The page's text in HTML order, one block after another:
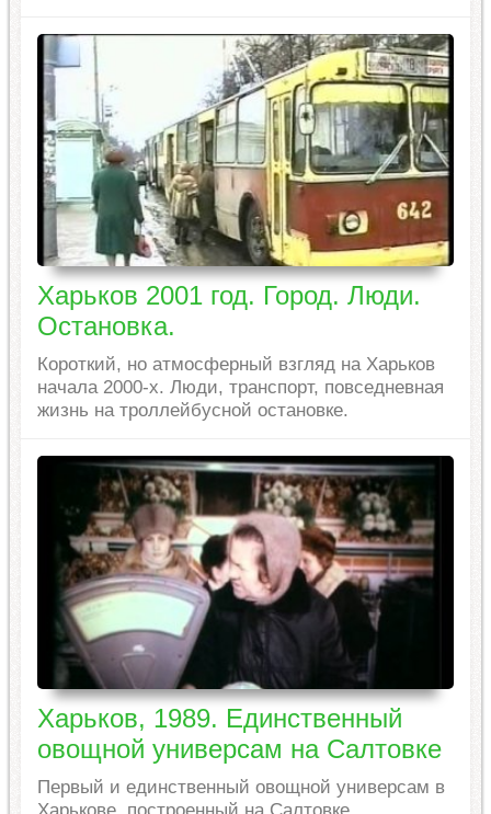
Харьков 2001 год. Город. Люди.
Остановка.
Короткий, но атмосферный взгляд на Харьков
начала 2000-х. Люди, транспорт, повседневная
жизнь на троллейбусной остановке.
Харьков, 1989. Единственный
овощной универсам на Салтовке
Первый и единственный овощной универсам в